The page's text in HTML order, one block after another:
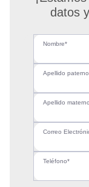
datos
Nombre*
Apellido
Apellido
Correo
Teléfono*